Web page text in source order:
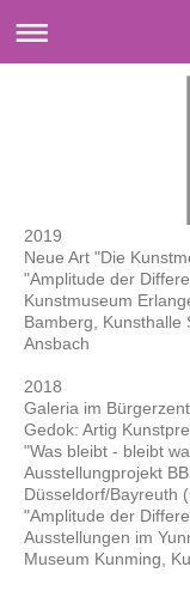
2019
Neue Art "Die
"Amplitude der
Kunstmuseum
Bamberg, Kunsthalle
Ansbach
2018
Galeria im
Gedok: Artig
"Was bleibt - bleibt
Ausstellungprojekt
Düsseldorf/Bayreuth
"Amplitude der
Ausstellungen im
Museum Kunming,